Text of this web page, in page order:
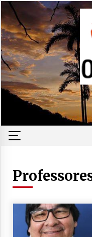
Skip
to
content